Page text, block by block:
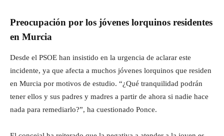
Preocupación por los jóvenes lorquinos residentes
en Murcia
Desde el PSOE han insistido en la urgencia de aclarar este
incidente, ya que afecta a muchos jóvenes lorquinos que residen
en Murcia por motivos de estudio. “¿Qué tranquilidad podrán
tener ellos y sus padres y madres a partir de ahora si nadie hace
nada para remediarlo?”, ha cuestionado Ponce.